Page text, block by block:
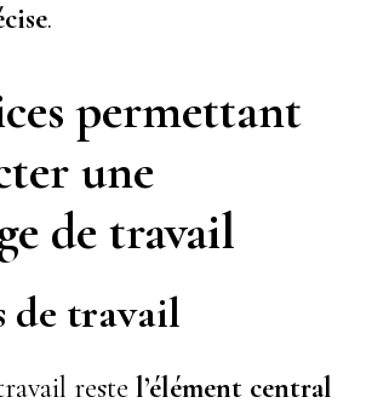
.
permettant
une
de travail
de travail
restel’élément central